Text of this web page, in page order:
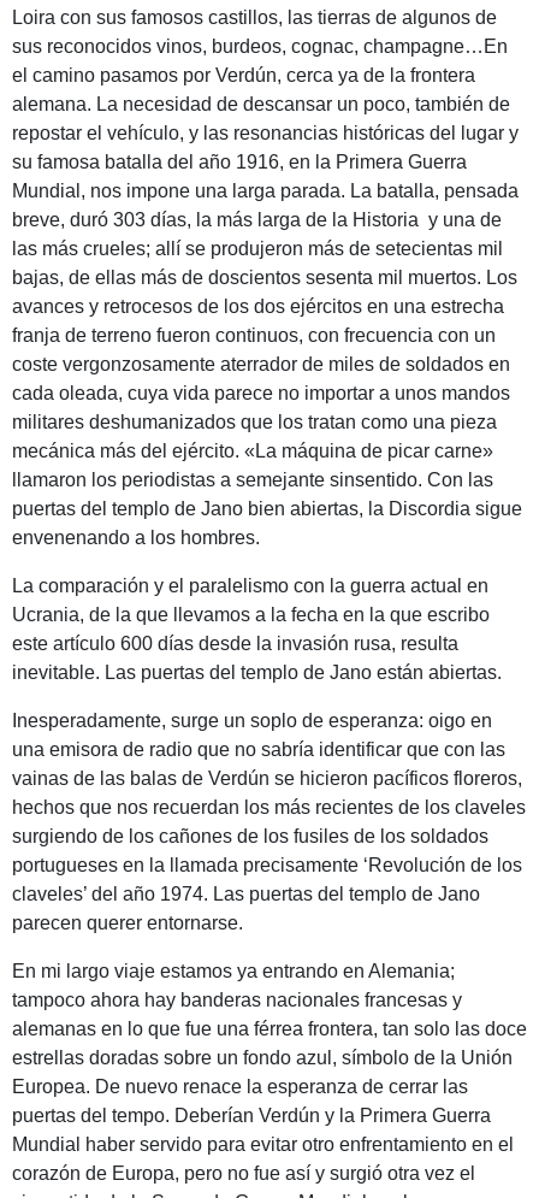
Loira con sus famosos castillos, las tierras de algunos de
sus reconocidos vinos, burdeos, cognac, champagne…En
el camino pasamos por Verdún, cerca ya de la frontera
alemana. La necesidad de descansar un poco, también de
repostar el vehículo, y las resonancias históricas del lugar y
su famosa batalla del año 1916, en la Primera Guerra
Mundial, nos impone una larga parada. La batalla, pensada
breve, duró 303 días, la más larga de la Historia y una de
las más crueles; allí se produjeron más de setecientas mil
bajas, de ellas más de doscientos sesenta mil muertos. Los
avances y retrocesos de los dos ejércitos en una estrecha
franja de terreno fueron continuos, con frecuencia con un
coste vergonzosamente aterrador de miles de soldados en
cada oleada, cuya vida parece no importar a unos mandos
militares deshumanizados que los tratan como una pieza
mecánica más del ejército. «La máquina de picar carne»
llamaron los periodistas a semejante sinsentido. Con las
puertas del templo de Jano bien abiertas, la Discordia sigue
envenenando a los hombres.
La comparación y el paralelismo con la guerra actual en
Ucrania, de la que llevamos a la fecha en la que escribo
este artículo 600 días desde la invasión rusa, resulta
inevitable. Las puertas del templo de Jano están abiertas.
Inesperadamente, surge un soplo de esperanza: oigo en
una emisora de radio que no sabría identificar que con las
vainas de las balas de Verdún se hicieron pacíficos floreros,
hechos que nos recuerdan los más recientes de los claveles
surgiendo de los cañones de los fusiles de los soldados
portugueses en la llamada precisamente ‘Revolución de los
claveles’ del año 1974. Las puertas del templo de Jano
parecen querer entornarse.
En mi largo viaje estamos ya entrando en Alemania;
tampoco ahora hay banderas nacionales francesas y
alemanas en lo que fue una férrea frontera, tan solo las doce
estrellas doradas sobre un fondo azul, símbolo de la Unión
Europea. De nuevo renace la esperanza de cerrar las
puertas del tempo. Deberían Verdún y la Primera Guerra
Mundial haber servido para evitar otro enfrentamiento en el
corazón de Europa, pero no fue así y surgió otra vez el